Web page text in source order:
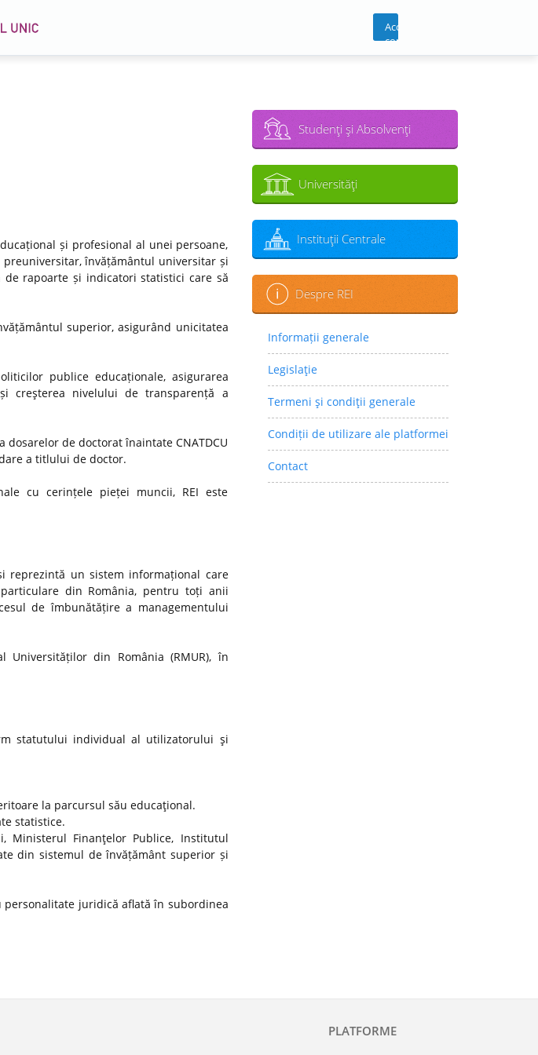
Acces
cont
și profesional al unei persoane,
învățământul universitar și
rapoarte și indicatori statistici care să
superior, asigurând unicitatea
publice educaționale, asigurarea
creşterea nivelului de transparență a
de doctorat înaintate CNATDCU
a titlului de doctor.
cu cerințele pieței muncii, REI este
reprezintă un sistem informațional care
din România, pentru toți anii
de îmbunătățire a managementului
din România (RMUR), în
statutului individual al utilizatorului şi
la parcursul său educaţional.
statistice.
Ministerul Finanţelor Publice, Institutul
din sistemul de învățământ superior și
personalitate juridică aflată în subordinea
Studenţi şi Absolvenţi
Universităţi
Instituţii Centrale
Despre REI
Informații generale
Legislaţie
Termeni şi condiţii generale
Condiții de utilizare ale platformei
Contact
PLATFORME